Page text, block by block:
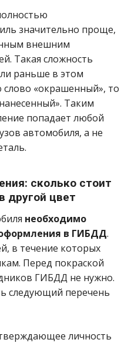
значительно проще,
внешним
Такая сложность
раньше в этом
«окрашенный», то
Таким
попадает любой
автомобиля, а не
сколько стоит
другой цвет
необходимо
в ГИБДД.
в течение которых
Перед покраской
ГИБДД не нужно.
следующий перечень
личность